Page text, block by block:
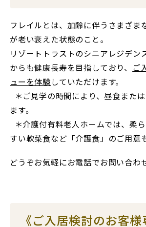
フレイルとは、加齢に伴うさまざま
が老い衰えた状態のこと。
リゾートトラストのシニアレジデン
からも健康長寿を目指しており、 ご
ューを体験していただけます。
＊ご見学の時間により、昼食また
ます。
＊介護付有料老人ホームでは、柔
すい軟菜食など「介護食」のご用意
どうぞお気軽にお電話でお問い合わ
《ご入居検討のお客